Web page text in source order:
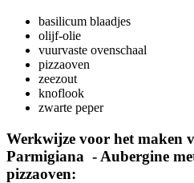
basilicum blaadjes
olijf-olie
vuurvaste ovenschaal
pizzaoven
zeezout
knoflook
zwarte peper
Werkwijze voor het maken
Parmigiana - Aubergine
pizzaoven: